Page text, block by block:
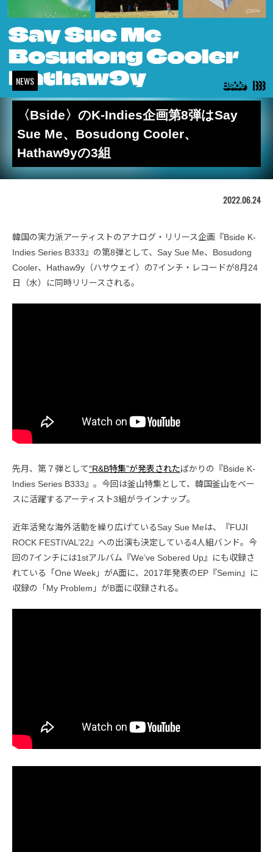
NEWS
〈Bside〉のK-Indies企画第8弾はSay
Sue Me、Bosudong Cooler、
Hathaw9yの3組
2022.06.24
韓国の実力派アーティストのアナログ・リリース企画『Bside K-
Indies Series B333』の第8弾として、Say Sue Me、Bosudong
Cooler、Hathaw9y（ハサウェイ）の7インチ・レコードが8月24
日（水）に同時リリースされる。
先月、第７弾として“R&B特集”が発表されたばかりの『Bside K-
Indies Series B333』。今回は釜山特集として、韓国釜山をベー
スに活躍するアーティスト3組がラインナップ。
近年活発な海外活動を繰り広げているSay Sue Meは、『FUJI
ROCK FESTIVAL’22』への出演も決定している4人組バンド。今
回の7インチには1stアルバム『We’ve Sobered Up』にも収録さ
れている「One Week」がA面に、2017年発表のEP『Semin』に
収録の「My Problem」がB面に収録される。